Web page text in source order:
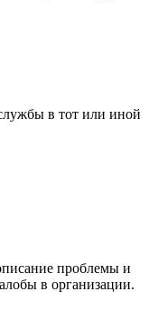
в тот или иной
проблемы и
в организации.